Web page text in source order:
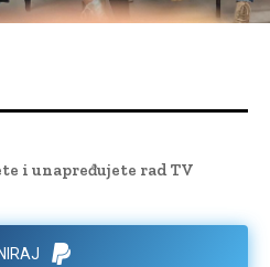
i unapređujete rad TV